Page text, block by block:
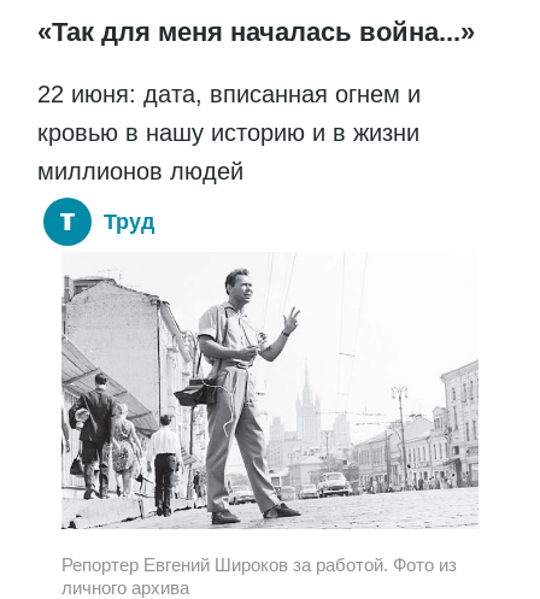
«Так для меня началась война...»
22 июня: дата, вписанная огнем и
кровью в нашу историю и в жизни
миллионов людей
Труд
Репортер Евгений Широков за работой. Фото из
личного архива